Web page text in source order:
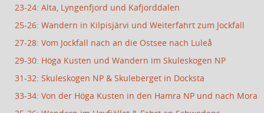
23-24: Alta, Lyngenfjord und Kafjorddalen
25-26: Wandern in Kilpisjärvi und Weiterfahrt zum Jockfall
27-28: Vom Jockfall nach an die Ostsee nach Luleå
29-30: Höga Kusten und Wandern im Skuleskogen NP
31-32: Skuleskogen NP & Skuleberget in Docksta
33-34: Von der Höga Kusten in den Hamra NP und nach Mora